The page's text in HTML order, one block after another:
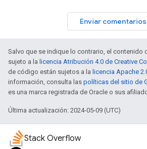
Enviar comentarios
Salvo que se indique lo contrario, el contenido
sujeto a la licencia Atribución 4.0 de Creative
de código están sujetos a la licencia Apache
información, consulta las políticas del sitio de
es una marca registrada de Oracle o sus
Última actualización: 2024-05-09 (UTC)
Stack Overflow